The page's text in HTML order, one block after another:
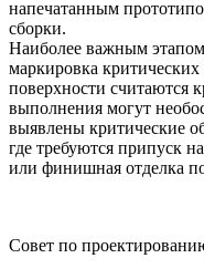
напечатанным
сборки.
Наиболее важным этапом
маркировка
поверхности считаются
выполнения могут
выявлены критические
где требуются припуск
или финишная отделка
Совет по